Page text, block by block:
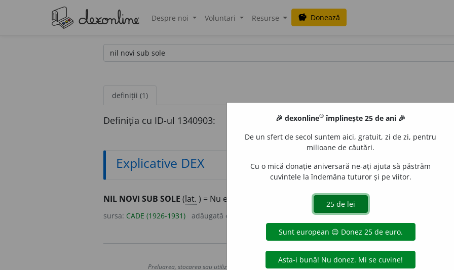
Despre noi Voluntari Resurse savings Donează
definiții (1)
Definiția cu ID-ul 1340903:
Explicative DEX
NIL NOVI SUB SOLE (lat. ) = Nu e nimic nou sub soare.
sursa: CADE (1926-1931) adăugată de acțiuni
Copyright © 2004-2026 dexonline (https://dexonline.ro)
Preluarea, stocarea sau utilizarea datelor de pe acest site, inclusiv prin orice metode de extragere automată
🎉 dexonline® împlinește 25 de ani 🎉
De un sfert de secol suntem aici, gratuit, zi de zi, pentru
milioane de căutări.
Cu o mică donație aniversară ne-ați ajuta să păstrăm
cuvintele la îndemâna tuturor și pe viitor.